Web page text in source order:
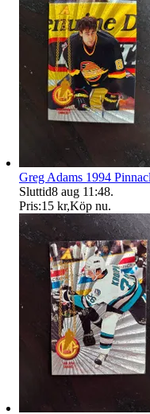
Greg Adams 1994
Sluttid8 aug 11:48.
Pris:15 kr,Köp nu.